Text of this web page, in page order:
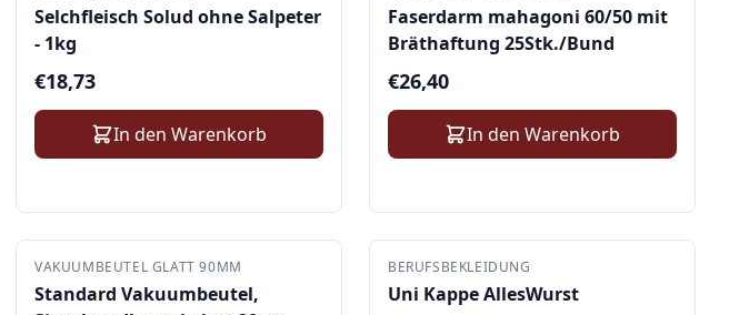
Selchfleisch Solud ohne Salpeter
- 1kg
€18,73
In den Warenkorb
Faserdarm mahagoni 60/50 mit
Bräthaftung 25Stk./Bund
€26,40
In den Warenkorb
VAKUUMBEUTEL GLATT 90ΜM
Standard Vakuumbeutel,
BERUFSBEKLEIDUNG
Uni Kappe AllesWurst